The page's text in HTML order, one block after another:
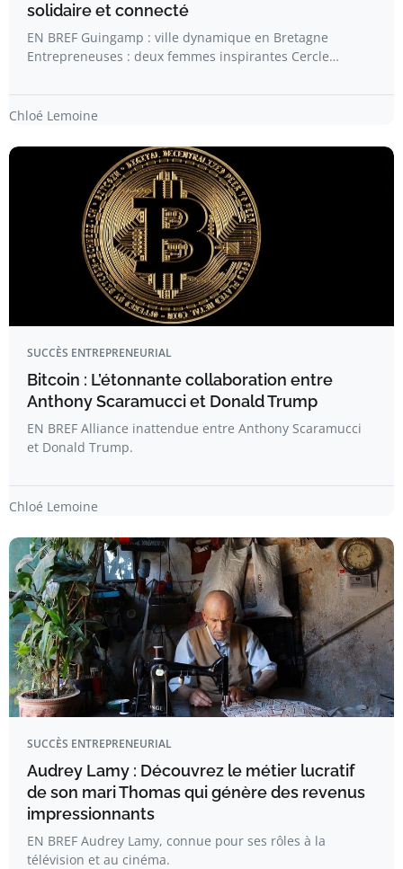
solidaire et connecté
EN BREF Guingamp : ville dynamique en Bretagne
Entrepreneuses : deux femmes inspirantes Cercle…
Chloé Lemoine
SUCCÈS ENTREPRENEURIAL
Bitcoin : L’étonnante collaboration entre
Anthony Scaramucci et Donald Trump
EN BREF Alliance inattendue entre Anthony Scaramucci
et Donald Trump.
Chloé Lemoine
SUCCÈS ENTREPRENEURIAL
Audrey Lamy : Découvrez le métier lucratif
de son mari Thomas qui génère des revenus
impressionnants
EN BREF Audrey Lamy, connue pour ses rôles à la
télévision et au cinéma.